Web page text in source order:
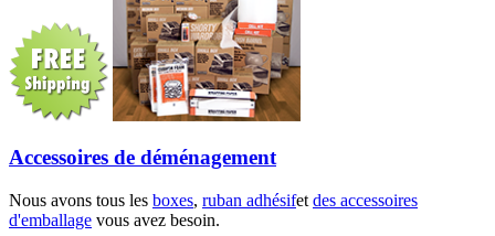
Accessoires de déménagement
Nous avons tous les boxes, ruban adhésifet des accessoires
d'emballage vous avez besoin.